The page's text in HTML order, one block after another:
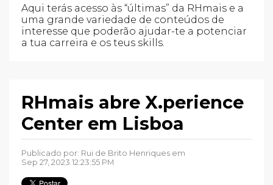
Aqui terás acesso às “últimas” da RHmais e a
uma grande variedade de conteúdos de
interesse que poderão ajudar-te a potenciar
a tua carreira e os teus skills.
RHmais abre X.perience
Center em Lisboa
Publicado por: Rui de Brito Henriques em
Sep 27, 2023 12:23:55 PM